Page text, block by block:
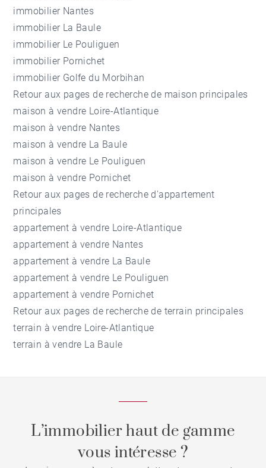
immobilier Nantes
immobilier La Baule
immobilier Le Pouliguen
immobilier Pornichet
immobilier Golfe du Morbihan
Retour aux pages de recherche de maison principales
maison à vendre Loire-Atlantique
maison à vendre Nantes
maison à vendre La Baule
maison à vendre Le Pouliguen
maison à vendre Pornichet
Retour aux pages de recherche d'appartement
principales
appartement à vendre Loire-Atlantique
appartement à vendre Nantes
appartement à vendre La Baule
appartement à vendre Le Pouliguen
appartement à vendre Pornichet
Retour aux pages de recherche de terrain principales
terrain à vendre Loire-Atlantique
terrain à vendre La Baule
L’immobilier haut de gamme
vous intéresse ?